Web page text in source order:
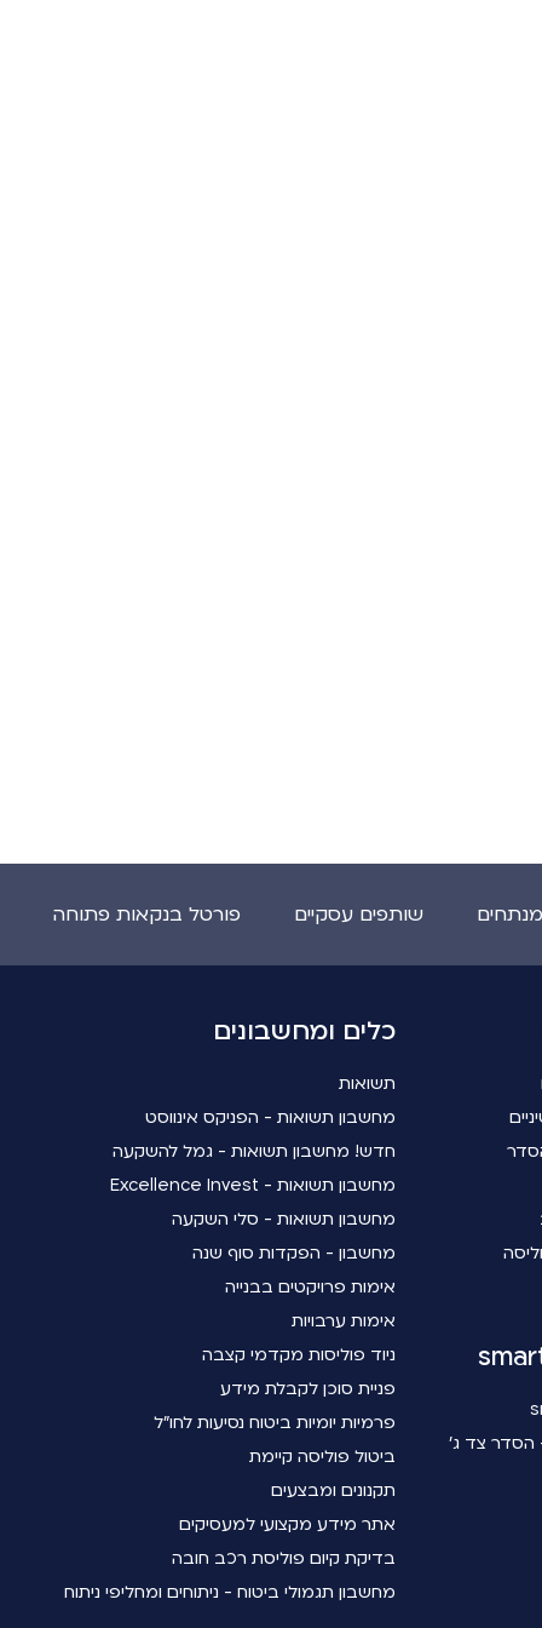
שותפים עסקיים פורטל בנקאות פתוחה
הסדר צד ג'
כלים ומחשבונים
תשואות
מחשבון תשואות - הפניקס אינווסט
חדש! מחשבון תשואות - גמל להשקעה
מחשבון תשואות - Excellence Invest
מחשבון תשואות - סלי השקעה
מחשבון - הפקדות סוף שנה
אימות פרויקטים בבנייה
אימות ערבויות
ניוד פוליסות מקדמי קצבה
פניית סוכן לקבלת מידע
פרמיות יומיות ביטוח נסיעות לחו"ל
ביטול פוליסה קיימת
תקנונים ומבצעים
אתר מידע מקצועי למעסיקים
בדיקת קיום פוליסת רכב חובה
מחשבון תגמולי ביטוח - ניתוחים ומחליפי ניתוח